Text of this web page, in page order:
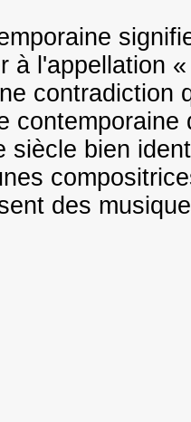
à l'appellation
contradiction
siècle bien
des